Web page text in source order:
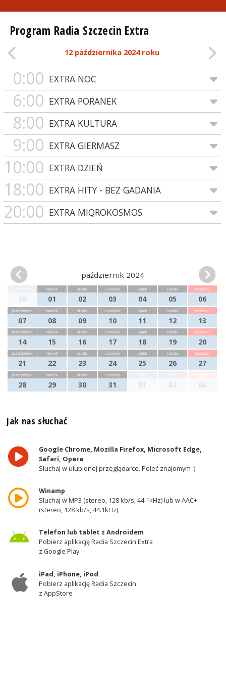
Program Radia Szczecin Extra
12 października 2024 roku
0:00 EXTRA NOC
6:00 EXTRA PORANEK
8:00 EXTRA KULTURA
9:00 EXTRA GIERMASZ
10:00 EXTRA DZIEŃ
18:00 EXTRA HITY - BEZ GADANIA
20:00 EXTRA MIQROKOSMOS
październik 2024
30
wtorek
01
środa
02
czwartek
03
piątek
04
sobota
05
niedziela
06
poniedziałek
07
wtorek
08
środa
09
czwartek
10
piątek
11
sobota
12
niedziela
13
poniedziałek
14
wtorek
15
środa
16
czwartek
17
piątek
18
sobota
19
niedziela
20
poniedziałek
21
wtorek
22
środa
23
czwartek
24
piątek
25
sobota
26
niedziela
27
poniedziałek
28
wtorek
29
środa
30
czwartek
31 01 02 03
Jak nas słuchać
Google Chrome, Mozilla Firefox, Microsoft Edge,
Safari, Opera
Słuchaj w ulubionej przeglądarce. Poleć znajomym :)
Winamp
Słuchaj w MP3 (stereo, 128 kb/s, 44.1kHz) lub w AAC+
(stereo, 128 kb/s, 44.1kHz)
Telefon lub tablet z Androidem
Pobierz aplikację Radia Szczecin Extra
z Google Play
iPad, iPhone, iPod
Pobierz aplikację Radia Szczecin
z AppStore